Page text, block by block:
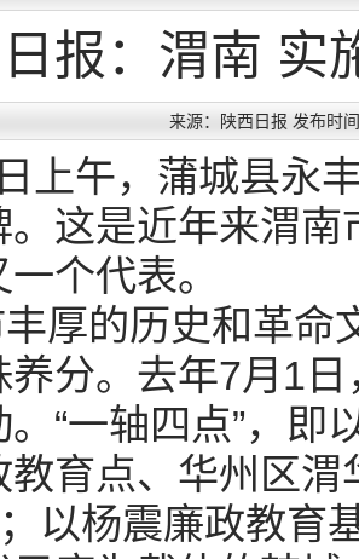
报：渭南 实
来源：陕西日报 发布时
上午，蒲城县永
。这是近年来渭
个代表。
厚的历史和革命
分。去年7月1日
。“一轴四点”，
教育点、华州区
；以杨震廉政教